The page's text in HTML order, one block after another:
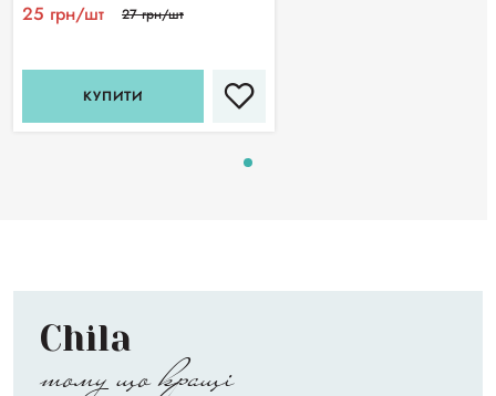
25 грн/шт 27 грн/шт
КУПИТИ
Chila
тому що кращі